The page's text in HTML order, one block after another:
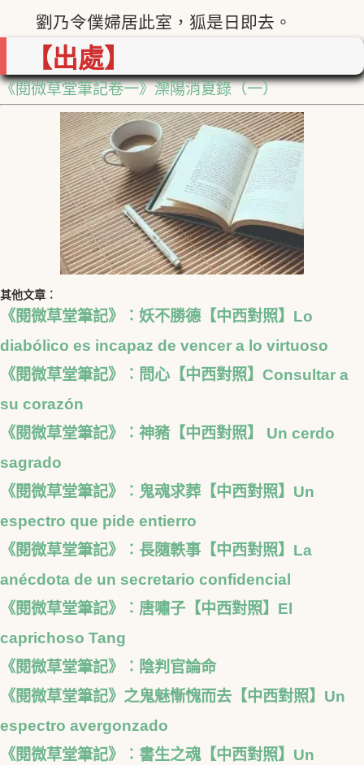
劉乃令僕婦居此室，狐是日即去。
【出處】
《閱微草堂筆記卷一》灤陽消夏錄（一）
其他文章︰
《閱微草堂筆記》︰妖不勝德【中西對照】Lo
diabólico es incapaz de vencer a lo virtuoso
《閱微草堂筆記》︰問心【中西對照】Consultar a
su corazón
《閱微草堂筆記》︰神豬【中西對照】 Un cerdo
sagrado
《閱微草堂筆記》︰鬼魂求葬【中西對照】Un
espectro que pide entierro
《閱微草堂筆記》︰長隨軼事【中西對照】La
anécdota de un secretario confidencial
《閱微草堂筆記》︰唐嘯子【中西對照】El
caprichoso Tang
《閱微草堂筆記》︰陰判官論命
《閱微草堂筆記》之鬼魅慚愧而去【中西對照】Un
espectro avergonzado
《閱微草堂筆記》︰書生之魂【中西對照】Un